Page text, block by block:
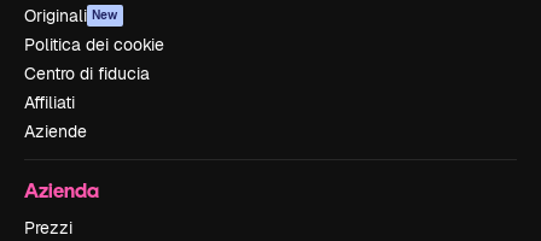
Originali New
Politica dei cookie
Centro di fiducia
Affiliati
Aziende
Azienda
Prezzi